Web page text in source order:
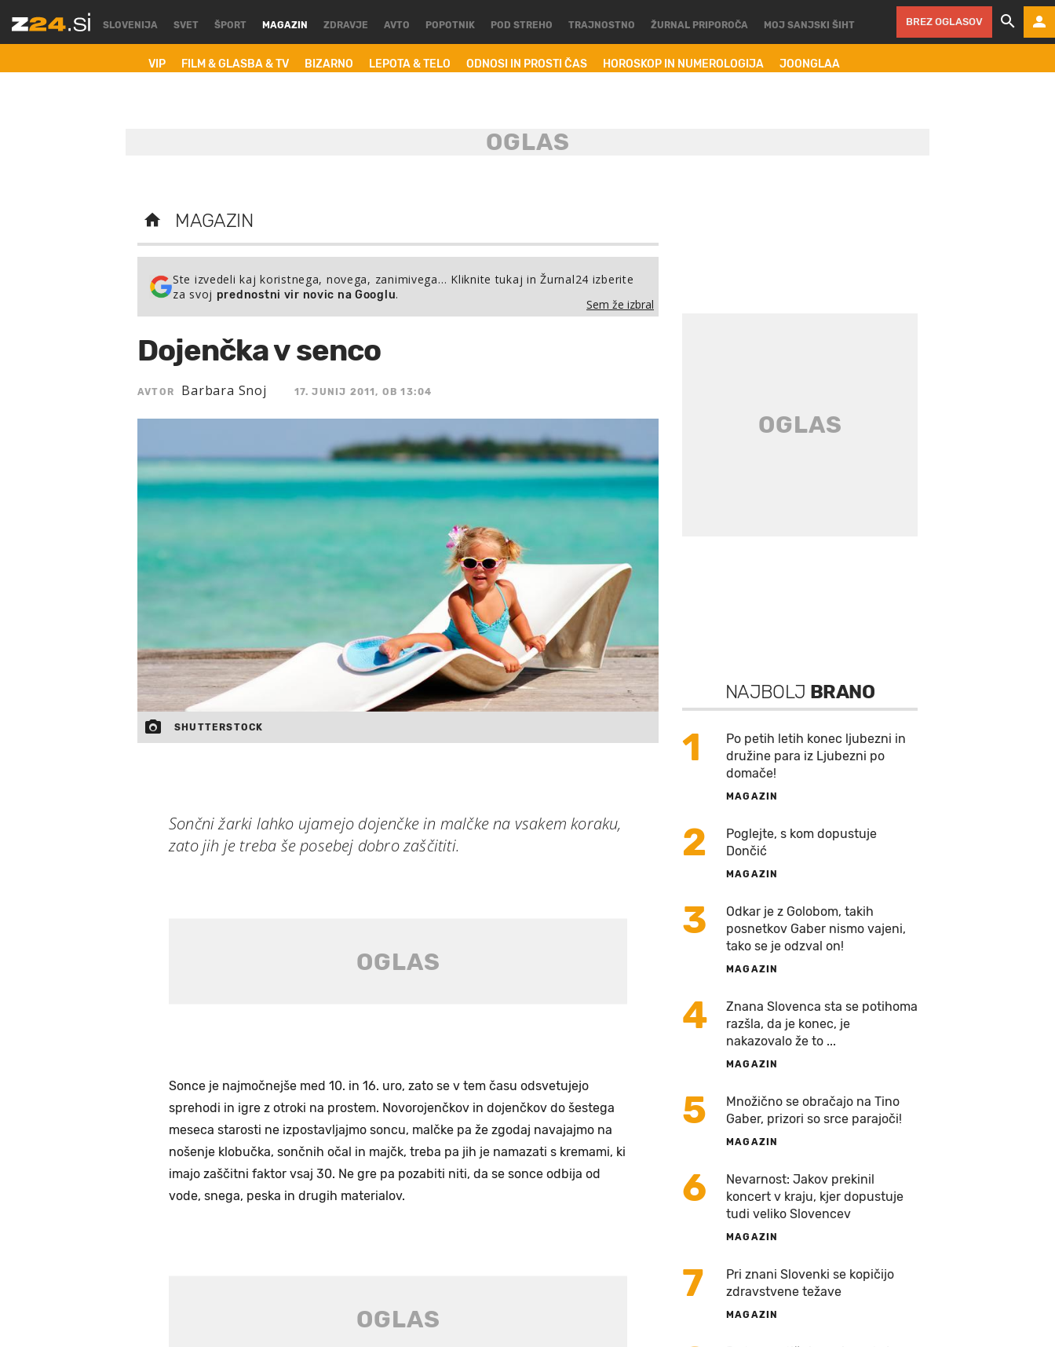
SLOVENIJA SVET ŠPORT MAGAZIN
VIP FILM & GLASBA & TV BIZARNO LEPOTA & TELO ODNOSI IN PROSTI ČAS HOROSKOP IN NUMEROLOGIJA JOONGLAA
ZDRAVJE AVTO POPOTNIK POD STREHO TRAJNOSTNO ŽURNAL PRIPOROČA MOJ SANJSKI ŠIHT BREZ OGLASOV
MAGAZIN
Ste izvedeli kaj koristnega, novega, zanimivega… Kliknite tukaj in Žurnal24 izberite
za svoj prednostni vir novic na Googlu.
Sem že izbral
Dojenčka v senco
AVTOR Barbara Snoj 17. JUNIJ 2011, OB 13:04
SHUTTERSTOCK
Sončni žarki lahko ujamejo dojenčke in malčke na vsakem koraku,
zato jih je treba še posebej dobro zaščititi.
Sonce je najmočnejše med 10. in 16. uro, zato se v tem času odsvetujejo
sprehodi in igre z otroki na prostem. Novorojenčkov in dojenčkov do šestega
meseca starosti ne izpostavljajmo soncu, malčke pa že zgodaj navajajmo na
nošenje klobučka, sončnih očal in majčk, treba pa jih je namazati s kremami, ki
imajo zaščitni faktor vsaj 30. Ne gre pa pozabiti niti, da se sonce odbija od
vode, snega, peska in drugih materialov.
NAJBOLJ BRANO
1
Po petih letih konec ljubezni in
družine para iz Ljubezni po
domače!
MAGAZIN
2
Poglejte, s kom dopustuje
Dončić
MAGAZIN
3
Odkar je z Golobom, takih
posnetkov Gaber nismo vajeni,
tako se je odzval on!
MAGAZIN
4
Znana Slovenca sta se potihoma
razšla, da je konec, je
nakazovalo že to ...
MAGAZIN
5
Množično se obračajo na Tino
Gaber, prizori so srce parajoči!
MAGAZIN
6
Nevarnost: Jakov prekinil
koncert v kraju, kjer dopustuje
tudi veliko Slovencev
MAGAZIN
7
Pri znani Slovenki se kopičijo
zdravstvene težave
MAGAZIN